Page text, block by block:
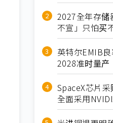
2027全年存
不宣」只怕买
英特尔EMIB
2028准时量产
SpaceX芯片
全面采用